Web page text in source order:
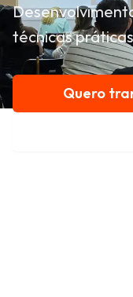
técnicas
Quero